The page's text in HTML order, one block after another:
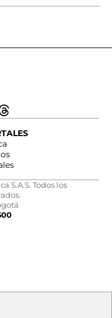
S.A.S. Todos los